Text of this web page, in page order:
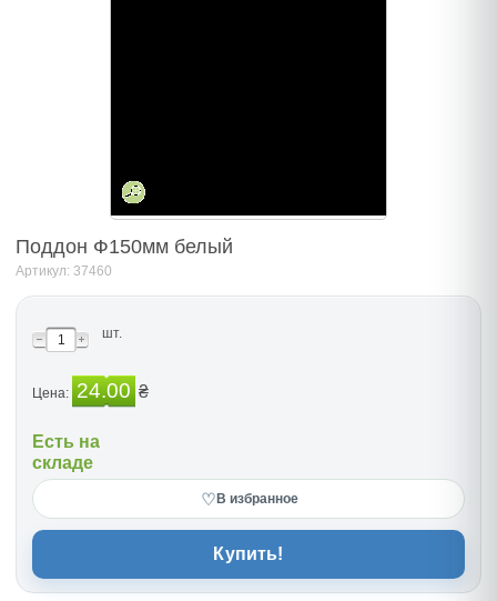
Поддон Ф150мм белый
Артикул: 37460
шт.
Цена: 24.00 ₴
Есть на
складе
♡ В избранное
Купить!